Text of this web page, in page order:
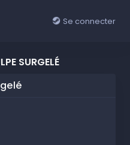
Se connecter
SURGELÉ